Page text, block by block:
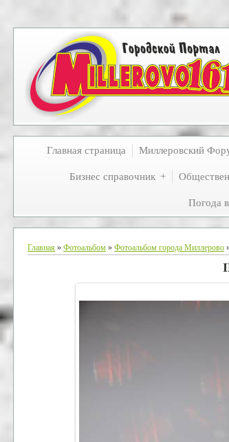
Главная страница Миллеровский
Бизнес справочник
Погода
Главная » Фотоальбом » Фотоальбом города Миллерово